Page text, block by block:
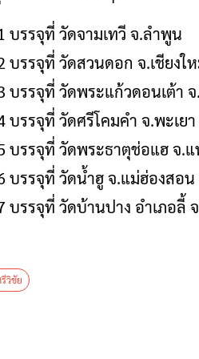
บรรจุที่ วัดจามเทวี จ.ลำพูน
บรรจุที่ วัดสวนดอก จ.เชียงใ
บรรจุที่ วัดพระแก้วดอนเต้า จ
บรรจุที่ วัดศรีโคมคำ จ.พะเยา
บรรจุที่ วัดพระธาตุช่อแฮ จ.
บรรจุที่ วัดน้ำฮู จ.แม่ฮ่องสอน
บรรจุที่ วัดบ้านปาง อำเภอลี้
วิชัย